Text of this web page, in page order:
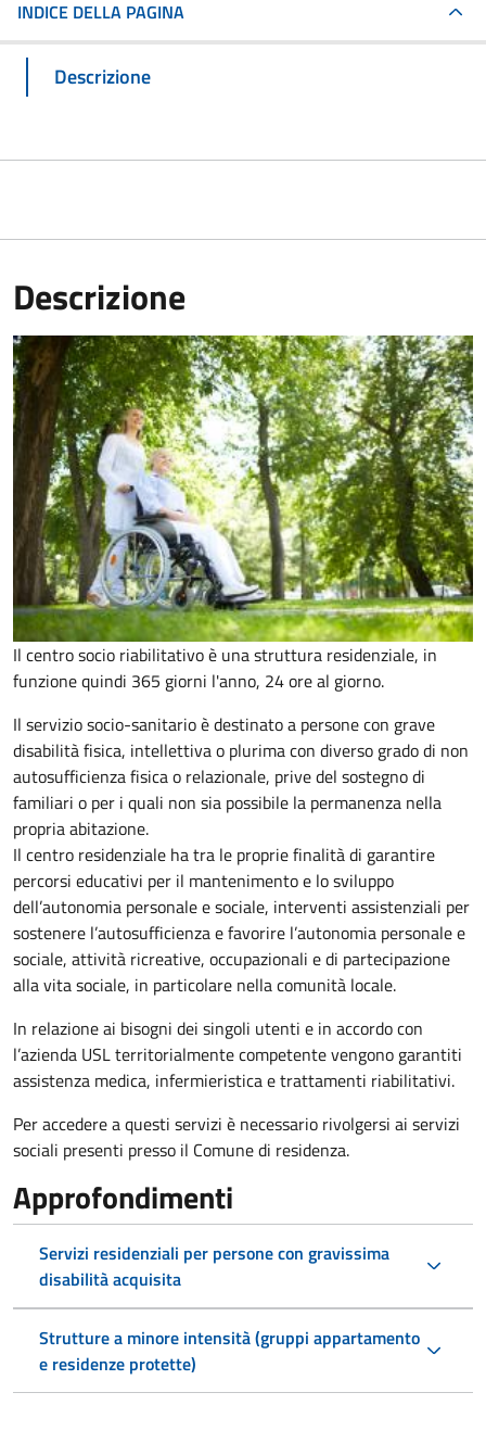
INDICE DELLA PAGINA
Descrizione
Descrizione
Il centro socio riabilitativo è una struttura residenziale, in
funzione quindi 365 giorni l'anno, 24 ore al giorno.
Il servizio socio-sanitario è destinato a persone con grave
disabilità fisica, intellettiva o plurima con diverso grado di non
autosufficienza fisica o relazionale, prive del sostegno di
familiari o per i quali non sia possibile la permanenza nella
propria abitazione.
Il centro residenziale ha tra le proprie finalità di garantire
percorsi educativi per il mantenimento e lo sviluppo
dell’autonomia personale e sociale, interventi assistenziali per
sostenere l’autosufficienza e favorire l’autonomia personale e
sociale, attività ricreative, occupazionali e di partecipazione
alla vita sociale, in particolare nella comunità locale.
In relazione ai bisogni dei singoli utenti e in accordo con
l’azienda USL territorialmente competente vengono garantiti
assistenza medica, infermieristica e trattamenti riabilitativi.
Per accedere a questi servizi è necessario rivolgersi ai servizi
sociali presenti presso il Comune di residenza.
Approfondimenti
Servizi residenziali per persone con gravissima
disabilità acquisita
Strutture a minore intensità (gruppi appartamento
e residenze protette)